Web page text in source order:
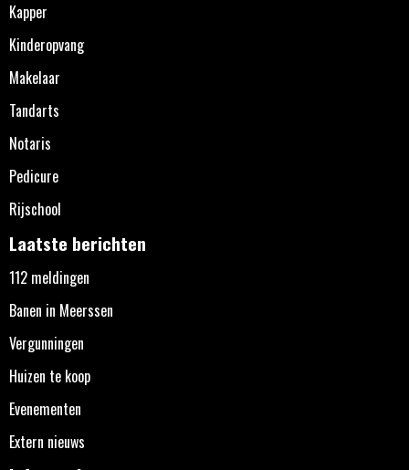
Kapper
Kinderopvang
Makelaar
Tandarts
Notaris
Pedicure
Rijschool
Laatste berichten
112 meldingen
Banen in Meerssen
Vergunningen
Huizen te koop
Evenementen
Extern nieuws